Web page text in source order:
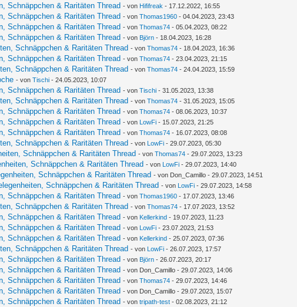
Schnäppchen & Raritäten Thread - von Hififreak - 17.12.2022, 16:55
Schnäppchen & Raritäten Thread - vonThomas1960 - 04.04.2023, 23:43
Schnäppchen & Raritäten Thread - vonThomas74 - 05.04.2023, 08:22
Schnäppchen & Raritäten Thread - von Björn - 18.04.2023, 16:28
Schnäppchen & Raritäten Thread - vonThomas74 - 18.04.2023, 16:36
Schnäppchen & Raritäten Thread - vonThomas74 - 23.04.2023, 21:15
Schnäppchen & Raritäten Thread - vonThomas74 - 24.04.2023, 15:59
- vonTischi - 24.05.2023, 10:07
Schnäppchen & Raritäten Thread - vonTischi - 31.05.2023, 13:38
Schnäppchen & Raritäten Thread - vonThomas74 - 31.05.2023, 15:05
Schnäppchen & Raritäten Thread - vonThomas74 - 08.06.2023, 10:37
Schnäppchen & Raritäten Thread - von LowFi - 15.07.2023, 21:25
Schnäppchen & Raritäten Thread - vonThomas74 - 16.07.2023, 08:08
Schnäppchen & Raritäten Thread - von LowFi - 29.07.2023, 05:30
Schnäppchen & Raritäten Thread - vonThomas74 - 29.07.2023, 13:23
Schnäppchen & Raritäten Thread - von LowFi - 29.07.2023, 14:40
Schnäppchen & Raritäten Thread - von Don_Camillo - 29.07.2023, 14:51
Schnäppchen & Raritäten Thread - von LowFi - 29.07.2023, 14:58
Schnäppchen & Raritäten Thread - vonThomas1960 - 17.07.2023, 13:46
Schnäppchen & Raritäten Thread - vonThomas74 - 17.07.2023, 13:52
Schnäppchen & Raritäten Thread - von Kellerkind - 19.07.2023, 11:23
Schnäppchen & Raritäten Thread - von LowFi - 23.07.2023, 21:53
Schnäppchen & Raritäten Thread - von Kellerkind - 25.07.2023, 07:36
Schnäppchen & Raritäten Thread - von LowFi - 26.07.2023, 17:57
Schnäppchen & Raritäten Thread - von Björn - 26.07.2023, 20:17
Schnäppchen & Raritäten Thread - von Don_Camillo - 29.07.2023, 14:06
Schnäppchen & Raritäten Thread - vonThomas74 - 29.07.2023, 14:46
Schnäppchen & Raritäten Thread - von Don_Camillo - 29.07.2023, 15:07
Schnäppchen & Raritäten Thread - vontripath-test - 02.08.2023, 21:12